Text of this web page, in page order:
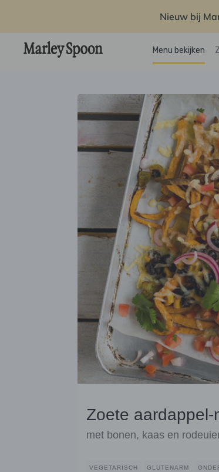
Nieuw bij
Menu bekijken
Zoete aardappel-
met bonen, kaas en
VEGETARISCH GLUTENARM